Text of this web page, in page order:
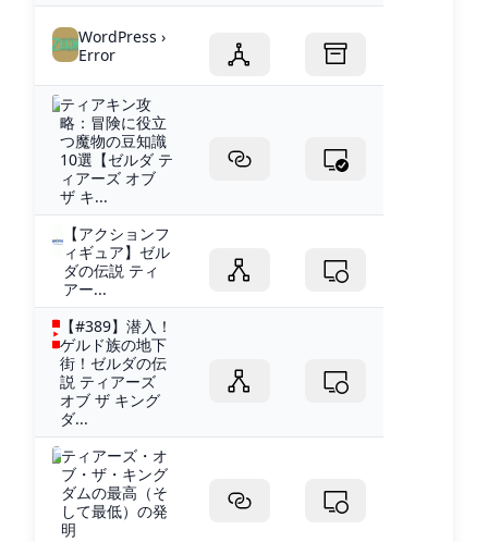
WordPress ›
Error
ティアキン攻
略：冒険に役立
つ魔物の豆知識
10選【ゼルダ テ
ィアーズ オブ
ザ キ...
【アクションフ
ィギュア】ゼル
ダの伝説 ティ
アー...
【#389】潜入！
ゲルド族の地下
街！ゼルダの伝
説 ティアーズ
オブ ザ キング
ダ...
ティアーズ・オ
ブ・ザ・キング
ダムの最高（そ
して最低）の発
明